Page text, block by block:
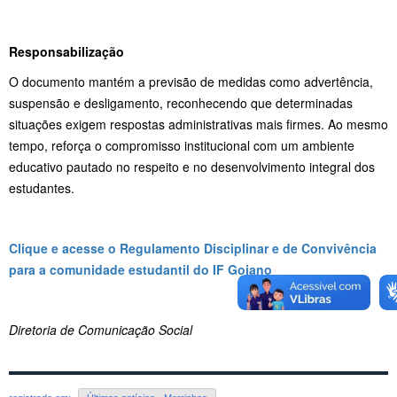
Responsabilização
O documento mantém a previsão de medidas como advertência,
suspensão e desligamento, reconhecendo que determinadas
situações exigem respostas administrativas mais firmes. Ao mesmo
tempo, reforça o compromisso institucional com um ambiente
educativo pautado no respeito e no desenvolvimento integral dos
estudantes.
Clique e acesse o Regulamento Disciplinar e de Convivência
para a comunidade estudantil do IF Goiano
Diretoria de Comunicação Social